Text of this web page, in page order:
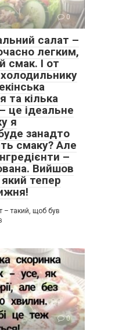
0
салат –
легким,
смак. І от
та кілька
це ідеальне
я
занадто
смаку? Але
–
Вийшов
тепер
– такий, щоб був
0